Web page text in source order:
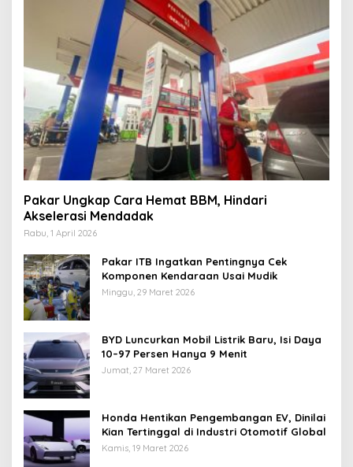
Pakar Ungkap Cara Hemat BBM, Hindari
Akselerasi Mendadak
Rabu, 1 April 2026
Pakar ITB Ingatkan Pentingnya Cek
Komponen Kendaraan Usai Mudik
Minggu, 29 Maret 2026
BYD Luncurkan Mobil Listrik Baru, Isi Daya
10–97 Persen Hanya 9 Menit
Jumat, 27 Maret 2026
Honda Hentikan Pengembangan EV, Dinilai
Kian Tertinggal di Industri Otomotif Global
Kamis, 19 Maret 2026